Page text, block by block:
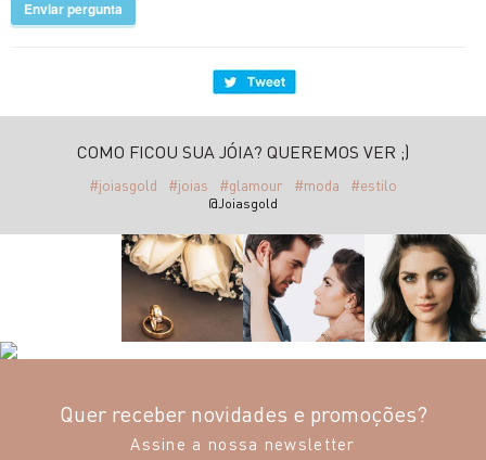
Enviar pergunta
COMO FICOU SUA JÓIA? QUEREMOS VER ;)
#joiasgold #joias #glamour #moda #estilo
@Joiasgold
Quer receber novidades e promoções?
Assine a nossa newsletter